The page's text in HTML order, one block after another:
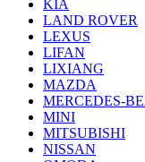
KIA
LAND ROVER
LEXUS
LIFAN
LIXIANG
MAZDA
MERCEDES-
MINI
MITSUBISHI
NISSAN